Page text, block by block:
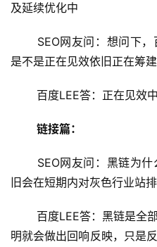
及延续优化中
是不是正在见效依旧正在筹建
百度LEE答：正在见效
链接篇：
旧会在短期内对灰色行业站
明就会做出回响反映，只是